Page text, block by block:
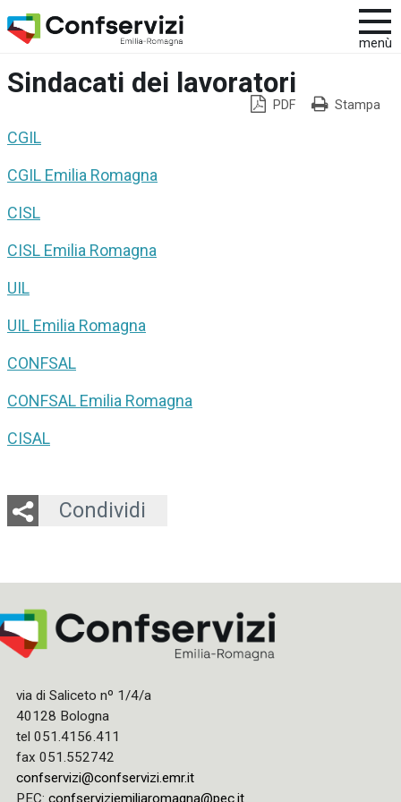
menù
Sindacati dei lavoratori
PDF Stampa
CGIL
CGIL Emilia Romagna
CISL
CISL Emilia Romagna
UIL
UIL Emilia Romagna
CONFSAL
CONFSAL Emilia Romagna
CISAL
Condividi
Twitter
LinkedIn
Email
Whatsapp
via di Saliceto nº 1/4/a
40128 Bologna
tel 051.4156.411
fax 051.552742
confservizi@confservizi.emr.it
PEC: confserviziemiliaromagna@pec.it